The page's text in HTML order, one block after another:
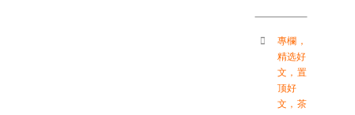
專欄 ，
精选好
文 ， 置
顶好
文 ， 茶